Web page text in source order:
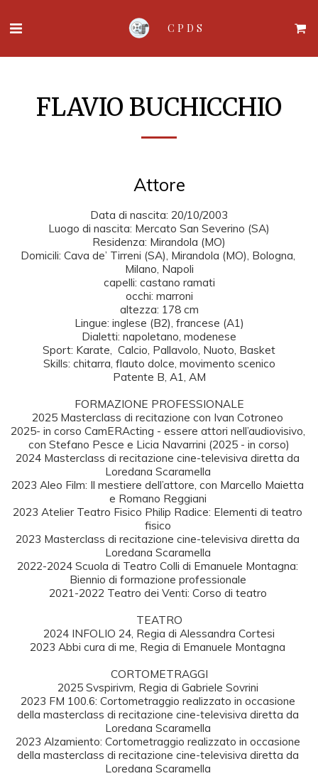
CPDS
FLAVIO BUCHICCHIO
Attore
Data di nascita: 20/10/2003
Luogo di nascita: Mercato San Severino (SA)
Residenza: Mirandola (MO)
Domicili: Cava de’ Tirreni (SA), Mirandola (MO), Bologna,
Milano, Napoli
capelli: castano ramati
occhi: marroni
altezza: 178 cm
Lingue: inglese (B2), francese (A1)
Dialetti: napoletano, modenese
Sport: Karate,  Calcio, Pallavolo, Nuoto, Basket
Skills: chitarra, flauto dolce, movimento scenico
Patente B, A1, AM
FORMAZIONE PROFESSIONALE
2025 Masterclass di recitazione con Ivan Cotroneo
2025- in corso CamERActing - essere attori nell’audiovisivo,
con Stefano Pesce e Licia Navarrini (2025 - in corso)
2024 Masterclass di recitazione cine-televisiva diretta da
Loredana Scaramella
2023 Aleo Film: Il mestiere dell’attore, con Marcello Maietta
e Romano Reggiani
2023 Atelier Teatro Fisico Philip Radice: Elementi di teatro
fisico
2023 Masterclass di recitazione cine-televisiva diretta da
Loredana Scaramella
2022-2024 Scuola di Teatro Colli di Emanuele Montagna:
Biennio di formazione professionale
2021-2022 Teatro dei Venti: Corso di teatro
TEATRO
2024 INFOLIO 24, Regia di Alessandra Cortesi
2023 Abbi cura di me, Regia di Emanuele Montagna
CORTOMETRAGGI
2025 Svspirivm, Regia di Gabriele Sovrini
2023 FM 100.6: Cortometraggio realizzato in occasione
della masterclass di recitazione cine-televisiva diretta da
Loredana Scaramella
2023 Alzamiento: Cortometraggio realizzato in occasione
della masterclass di recitazione cine-televisiva diretta da
Loredana Scaramella